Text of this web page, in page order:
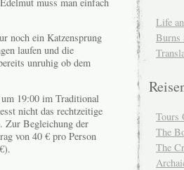
noch ein Katzensprung
laufen und die
unruhig ob dem
19:00 im Traditional
nicht das rechtzeitige
Zur Begleichung der
von 40 € pro Person
Life
Burns
Tours
The
The